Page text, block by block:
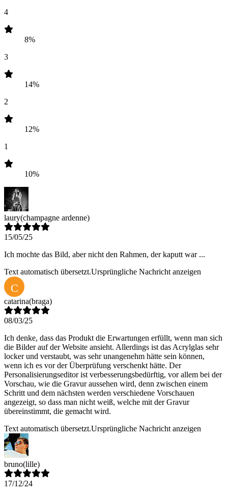
4
8%
3
14%
2
12%
1
10%
laury(champagne ardenne)
15/05/25
Ich mochte das Bild, aber nicht den Rahmen, der kaputt war ...
Text automatisch übersetzt.Ursprüngliche Nachricht anzeigen
C
catarina(braga)
08/03/25
Ich denke, dass das Produkt die Erwartungen erfüllt, wenn man sich
die Bilder auf der Website ansieht. Allerdings ist das Acrylglas sehr
locker und verstaubt, was sehr unangenehm hätte sein können,
wenn ich es vor der Überprüfung verschenkt hätte. Der
Personalisierungseditor ist verbesserungsbedürftig, vor allem bei der
Vorschau, wie die Gravur aussehen wird, denn zwischen einem
Schritt und dem nächsten werden verschiedene Vorschauen
angezeigt, so dass man nicht weiß, welche mit der Gravur
übereinstimmt, die gemacht wird.
Text automatisch übersetzt.Ursprüngliche Nachricht anzeigen
bruno(lille)
17/12/24